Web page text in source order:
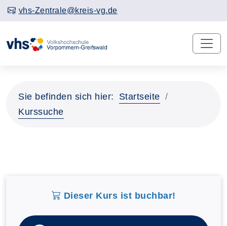
vhs-Zentrale@kreis-vg.de
Sie befinden sich hier:
Startseite
Kurssuche
Dieser Kurs ist buchbar!